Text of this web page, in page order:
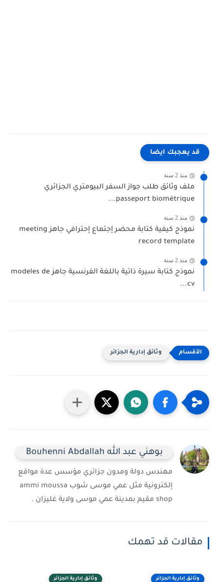
قد يعجبك ايضا
منذ 2 سنة
ملف وثائق طلب جواز السفر البيومتري الجزائري
passeport biométrique...
منذ 2 سنة
نموذج كيفية كتابة محضر إجتماع إحترافي جاهز meeting
record template
منذ 2 سنة
نموذج كتابة سيرة ذاتية باللغة الفرنسية جاهز modeles de
cv...
وثائق إدارية الجزائر
بوهني عبد الله Bouhenni Abdallah
مهندس دولة ومدون جزائري مؤسس عدة مواقع
إلكترونية مثل عمي موسى شوب ammi moussa
shop مقيم بمدينة عمي موسى ولاية غليزان .
مقالات قد تهمك
وثائق إدارية الجزائر وثائق إدارية الجزائر